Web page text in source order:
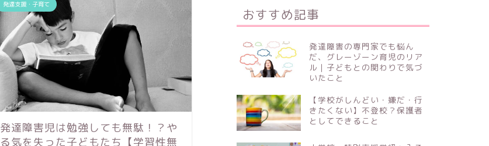
発達支援・子育て
発達障害児は勉強しても無駄！？や
る気を失った子どもたち【学習性無
発達障害児は勉強しても無駄！？や
る気を失った子どもたち【学習性無
おすすめ記事
発達障害の専門家でも悩ん
だ、グレーゾーン育児のリア
ル｜子どもとの関わりで気づ
いたこと
【学校がしんどい・嫌だ・行
きたくない】不登校？保護者
としてできること